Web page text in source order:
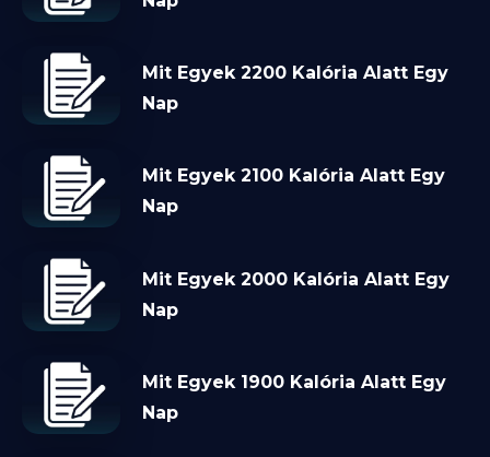
Mit Egyek 2200 Kalória Alatt Egy
Nap
Mit Egyek 2100 Kalória Alatt Egy
Nap
Mit Egyek 2000 Kalória Alatt Egy
Nap
Mit Egyek 1900 Kalória Alatt Egy
Nap